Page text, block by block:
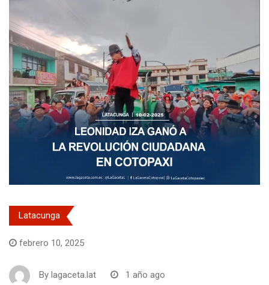
Latacunga
febrero 10, 2025
By lagaceta.lat 1 año ago